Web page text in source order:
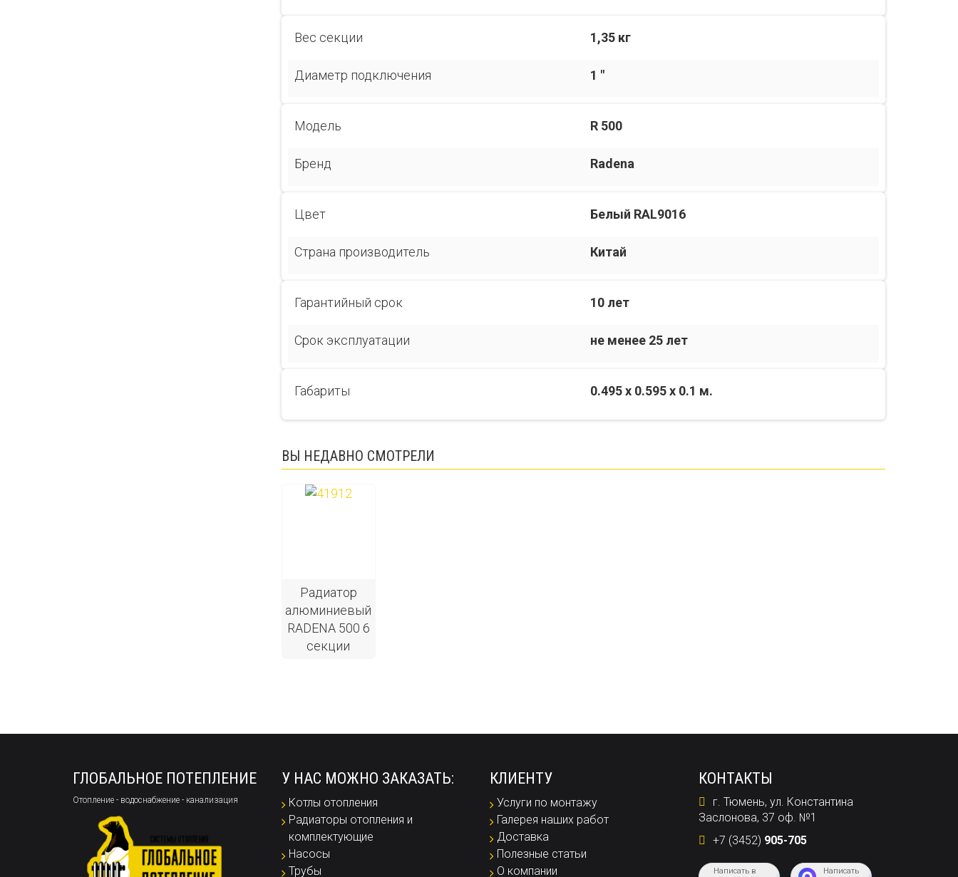
Вес секции 1,35 кг
Диаметр подключения 1 "
Модель R 500
Бренд Radena
Цвет Белый RAL9016
Страна производитель Китай
Гарантийный срок 10 лет
Срок эксплуатации не менее 25 лет
Габариты 0.495 x 0.595 x 0.1 м.
ВЫ НЕДАВНО СМОТРЕЛИ
Радиатор
алюминиевый
RADENA 500 6
секции
ГЛОБАЛЬНОЕ ПОТЕПЛЕНИЕ
Отопление - водоснабжение - канализация
У НАС МОЖНО ЗАКАЗАТЬ:
Котлы отопления
Радиаторы отопления и
комплектующие
Насосы
Трубы
КЛИЕНТУ
Услуги по монтажу
Галерея наших работ
Доставка
Полезные статьи
О компании
КОНТАКТЫ
г. Тюмень, ул. Константина
Заслонова, 37 оф. №1
+7 (3452) 905-705
Написать в
Написать